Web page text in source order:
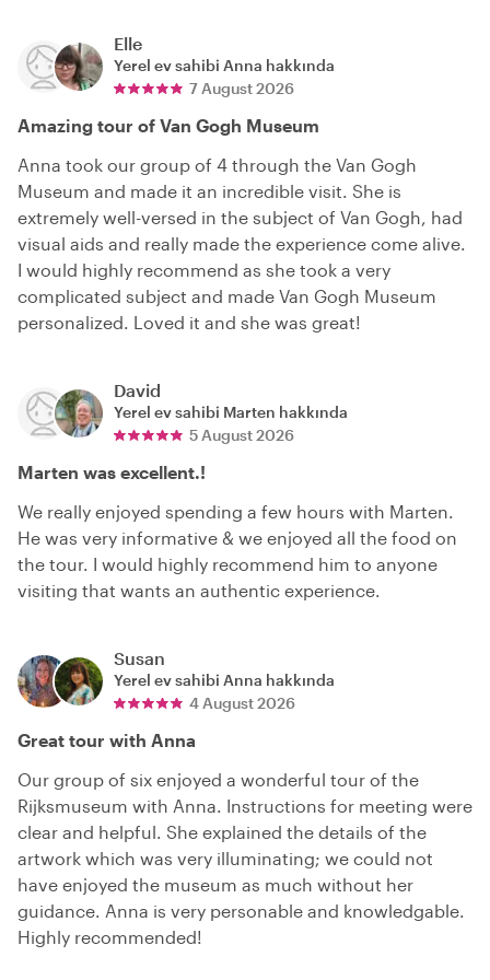
Elle
Yerel ev sahibi Anna hakkında
7 August 2026
Amazing tour of Van Gogh Museum
Anna took our group of 4 through the Van Gogh
Museum and made it an incredible visit. She is
extremely well-versed in the subject of Van Gogh, had
visual aids and really made the experience come alive.
I would highly recommend as she took a very
complicated subject and made Van Gogh Museum
personalized. Loved it and she was great!
David
Yerel ev sahibi Marten hakkında
5 August 2026
Marten was excellent.!
We really enjoyed spending a few hours with Marten.
He was very informative & we enjoyed all the food on
the tour. I would highly recommend him to anyone
visiting that wants an authentic experience.
Susan
Yerel ev sahibi Anna hakkında
4 August 2026
Great tour with Anna
Our group of six enjoyed a wonderful tour of the
Rijksmuseum with Anna. Instructions for meeting were
clear and helpful. She explained the details of the
artwork which was very illuminating; we could not
have enjoyed the museum as much without her
guidance. Anna is very personable and knowledgable.
Highly recommended!